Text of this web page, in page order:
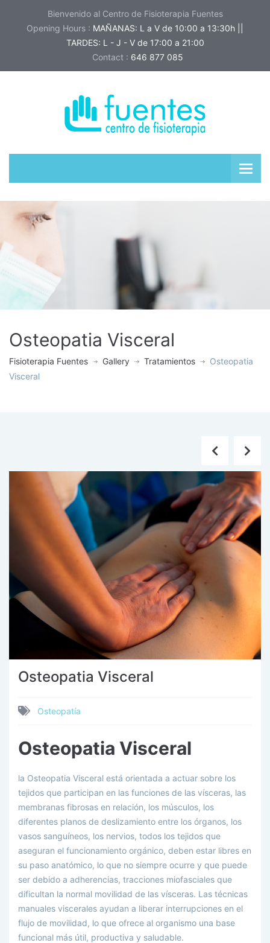
Bienvenido al Centro de Fisioterapia Fuentes
Opening Hours : MAÑANAS: L a V de 10:00 a 13:30h ||
TARDES: L - J - V de 17:00 a 21:00
Contact : 646 877 085
Osteopatia Visceral
Fisioterapia Fuentes Gallery Tratamientos
Osteopatia
Visceral
Osteopatia Visceral
Osteopatía
Osteopatia Visceral
la Osteopatia Visceral está orientada a actuar sobre los
tejidos que participan en las funciones de las vísceras, las
membranas fibrosas en relación, los músculos, los
diferentes planos de deslizamiento entre los órganos, los
vasos sanguíneos, los nervios, todos los tejidos que
aseguran el funcionamiento orgánico, deben estar libres en
su paso anatómico, lo que no siempre ocurre y que puede
ser debido a adherencias, tracciones miofasciales que
dificultan la normal movilidad de las vísceras. Las técnicas
manuales viscerales ayudan a liberar interrupciones en el
flujo de movilidad, lo que ofrece al organismo una base
funcional más útil, productiva y saludable.